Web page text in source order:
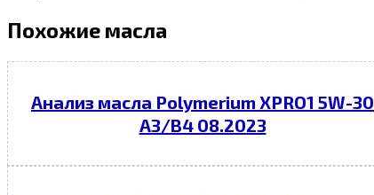
Похожие масла
Анализ масла Polymerium XPRO1 5W-30
A3/B4 08.2023